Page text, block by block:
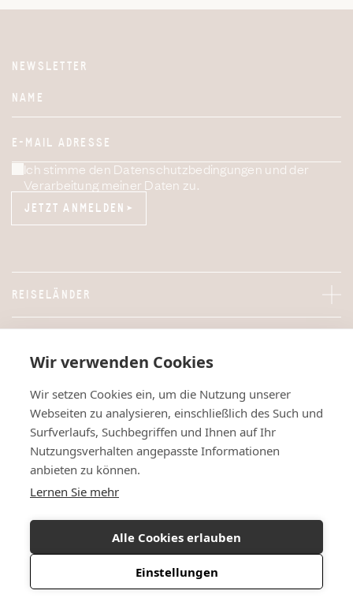
Wir verwenden Cookies
Wir setzen Cookies ein, um die Nutzung unserer
Webseiten zu analysieren, einschließlich des Such und
Surfverlaufs, Suchbegriffen und Ihnen auf Ihr
Nutzungsverhalten angepasste Informationen
anbieten zu können.
Lernen Sie mehr
Alle Cookies erlauben
Einstellungen
NEWSLETTER
NAME
E-MAIL ADRESSE
Ich stimme den Datenschutzbedingungen und der
Verarbeitung meiner Daten zu.
JETZT ANMELDEN
JETZT ANMELDEN
REISELÄNDER